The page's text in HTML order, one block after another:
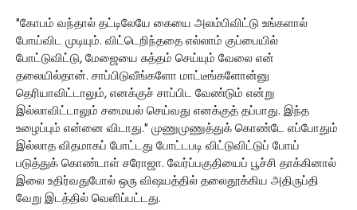
"கோபம் வந்தால் தட்டிலேயே கையை அலம்பிவிட்டு உங்களால்
போய்விட முடியும். விட்டெறிந்ததை எல்லாம் குப்பையில்
போட்டுவிட்டு, மேஜையை சுத்தம் செய்யும் வேலை என்
தலையில்தான். சாப்பிடுவீங்களோ மாட்டீங்களோன்னு
தெரியாவிட்டாலும், எனக்குச் சாப்பிட வேண்டும் என்று
இல்லாவிட்டாலும் சமையல் செய்வது எனக்குத் தப்பாது. இந்த
உழைப்பும் என்னை விடாது." முணுமுணுத்துக் கொண்டே எப்போதும்
இல்லாத விதமாகப் போட்டது போட்டபடி விட்டுவிட்டுப் போய்
படுத்துக் கொண்டாள் சரோஜா. வேர்ப்பகுதியைப் பூச்சி தாக்கினால்
இலை உதிர்வதுபோல் ஒரு விஷயத்தில் தலைதூக்கிய அதிருப்தி
வேறு இடத்தில் வெளிப்பட்டது.